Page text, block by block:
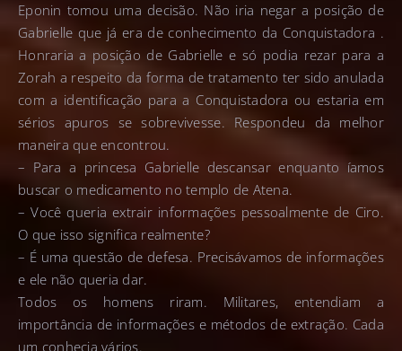
Eponin tomou uma decisão. Não iria negar a posição de
Gabrielle que já era de conhecimento da Conquistadora .
Honraria a posição de Gabrielle e só podia rezar para a
Zorah a respeito da forma de tratamento ter sido anulada
com a identificação para a Conquistadora ou estaria em
sérios apuros se sobrevivesse. Respondeu da melhor
maneira que encontrou.
– Para a princesa Gabrielle descansar enquanto íamos
buscar o medicamento no templo de Atena.
– Você queria extrair informações pessoalmente de Ciro.
O que isso significa realmente?
– É uma questão de defesa. Precisávamos de informações
e ele não queria dar.
Todos os homens riram. Militares, entendiam a
importância de informações e métodos de extração. Cada
um conhecia vários.